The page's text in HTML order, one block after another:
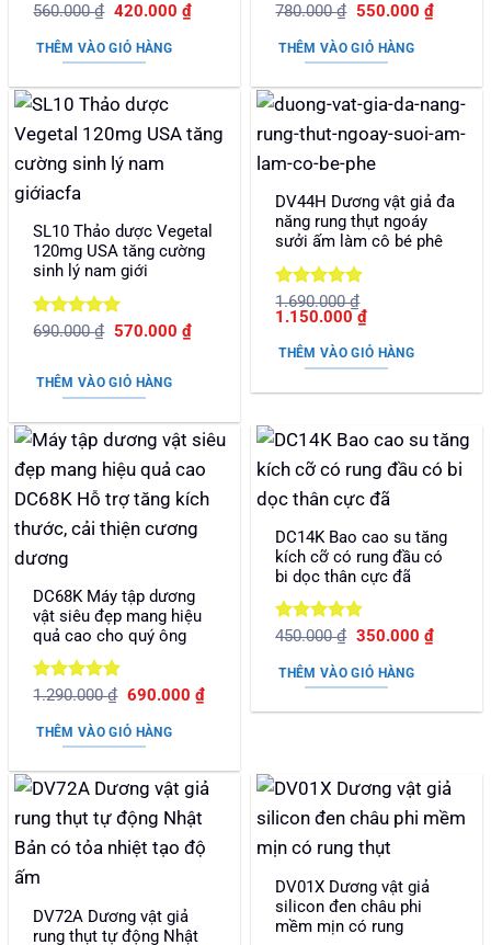
Được xếp
sao
560.000₫ Giá
là:
560.000 ₫.
420.000 ₫Giá
hiện
THÊM VÀO GIỎ HÀNG
Được xếp
sao
780.000₫ Giá
là:
780.000 ₫.
550.000 ₫Giá
hiện
THÊM VÀO GIỎ HÀNG
SL10 Thảo dược Vegetal
120mg USA tăng cường
sinh lý nam giới
Được xếp
690.000₫ Giá
690.000 ₫.
570.000 ₫Giá
hiện
570.000 ₫.
THÊM VÀO GIỎ HÀNG
DV44H Dương vật giả đa
năng rung thụt ngoáy
sưởi ấm làm cô bé phê
Được xếp
hạng55
1.690.000₫
Giá
là:
1.690.000 ₫.
1.150.000₫Giá
tại
là:
THÊM VÀO GIỎ HÀNG
DC68K Máy tập dương
vật siêu đẹp mang hiệu
quả cao cho quý ông
Được xếp
sao
1.290.000₫ Giá
là:
1.290.000 ₫.
690.000 ₫Giá
hiện
THÊM VÀO GIỎ HÀNG
DC14K Bao cao su tăng
kích cỡ có rung đầu có
bi dọc thân cực đã
Được xếp
sao
450.000₫ Giá
là:
450.000 ₫.
350.000 ₫Giá
hiện
THÊM VÀO GIỎ HÀNG
DV72A Dương vật giả
rung thụt tự động Nhật
DV01X Dương vật giả
silicon đen châu phi
mềm mịn có rung